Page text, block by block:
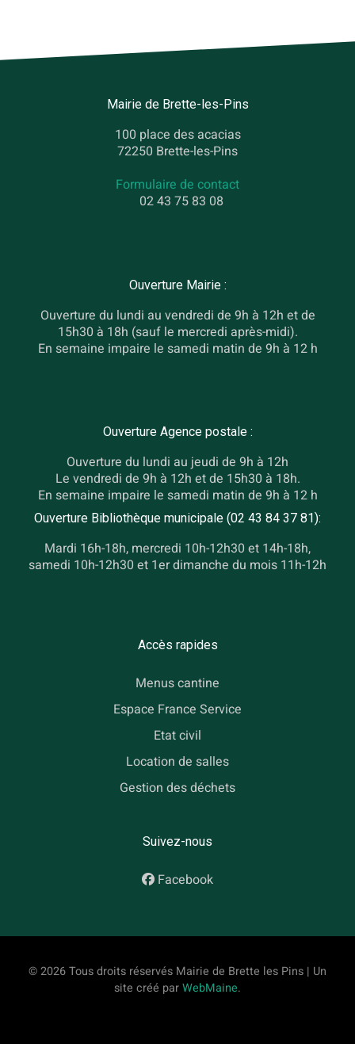
Mairie de Brette-les-Pins
100 place des acacias
72250 Brette-les-Pins
Formulaire de contact
02 43 75 83 08
Ouverture Mairie :
Ouverture du lundi au vendredi de 9h à 12h et de
15h30 à 18h (sauf le mercredi après-midi).
En semaine impaire le samedi matin de 9h à 12 h
Ouverture Agence postale :
Ouverture du lundi au jeudi de 9h à 12h
Le vendredi de 9h à 12h et de 15h30 à 18h.
En semaine impaire le samedi matin de 9h à 12 h
Ouverture Bibliothèque municipale (02 43 84 37 81):
Mardi 16h-18h, mercredi 10h-12h30 et 14h-18h,
samedi 10h-12h30 et 1er dimanche du mois 11h-12h
Accès rapides
Menus cantine
Espace France Service
Etat civil
Location de salles
Gestion des déchets
Suivez-nous
Facebook
© 2026 Tous droits réservés Mairie de Brette les Pins | Un
site créé parWebMaine.